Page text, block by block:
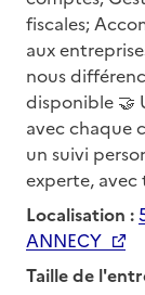
fiscales;
aux
nous
disponible 🤝
avec chaque
un suivi
experte,
Localisation :
ANNECY
Taille de